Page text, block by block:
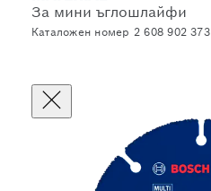
За мини ъглошлайфи
Каталожен номер 2 608 902 373